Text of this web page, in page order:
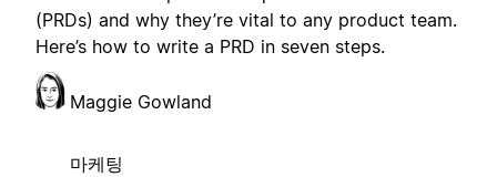
(PRDs) and why they’re vital to any product team.
Here’s how to write a PRD in seven steps.
Maggie Gowland
마케팅